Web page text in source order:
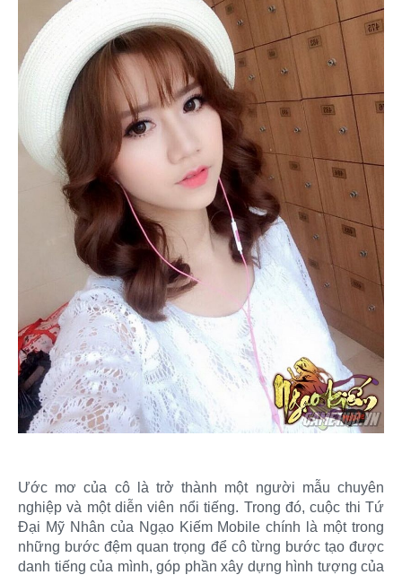
Ước mơ của cô là trở thành một người mẫu chuyên
nghiệp và một diễn viên nổi tiếng. Trong đó, cuộc thi Tứ
Đại Mỹ Nhân của Ngạo Kiếm Mobile chính là một trong
những bước đệm quan trọng để cô từng bước tạo được
danh tiếng của mình, góp phần xây dựng hình tượng của